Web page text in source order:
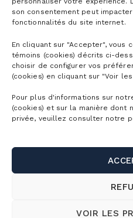
son consentement peut
fonctionnalités du site internet.
En cliquant sur "Accepter", vous
témoins (cookies) décrits ci-
choisir de configurer vos
(cookies) en cliquant sur "Voir
Pour plus d'informations sur
(cookies) et sur la manière dont
privée, veuillez consulter notre
VOIR LES